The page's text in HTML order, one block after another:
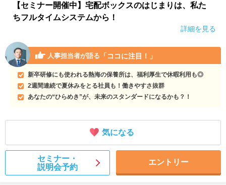
【セミナー開催中】宅配ボックスのはじまりは、私た
ちフルタイムシステムから！
詳細を見る
人事担当者が語る 「ココに注目！」
新卒研修にも使われる熱海の保養所は、福利厚生で休暇利用も◎
2週間連続で夏休みをとる社員も！働きやすさ抜群
あなたの“ひらめき”が、未来のスタンダードになるかも？！
気になる
セミナー・
説明会予約
エントリー